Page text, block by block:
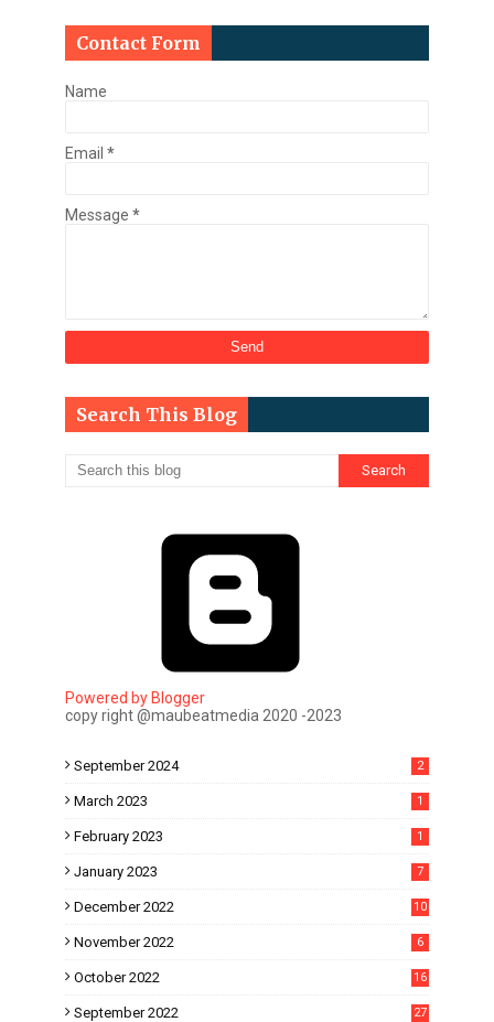
Contact Form
Name
Email *
Message *
Search This Blog
Powered by Blogger
copy right @maubeatmedia 2020 -2023
September 2024 2
March 2023 1
February 2023 1
January 2023 7
December 2022 10
November 2022 6
October 2022 16
September 2022 27